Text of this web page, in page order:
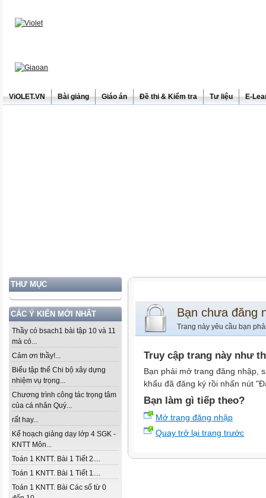
ViOLET.VN Bài giảng Giáo án Đề thi & Kiểm tra Tư liệu E-
THƯ MỤC
CÁC Ý KIẾN MỚI NHẤT
Thầy có bsach1 bài tập 10 và 11
mà có...
Cảm ơn thầy!...
Biểu tập thể Chi bộ xây dựng
nhiệm vụ trọng...
Chương trình công tác trọng tâm
của cá nhân Quý...
rất hay...
Kế hoạch giảng dạy lớp 4 SGK -
KNTT Môn...
Toán 1 KNTT. Bài 1 Tiết 2....
Toán 1 KNTT. Bài 1 Tiết 1....
Toán 1 KNTT. Bài Các số từ 0
Bạn chưa đăng
Trang này yêu cầu bạn
Truy cập trang này như
Bạn phải mở trang đăng nhập,
khẩu đã đăng ký rồi nhấn nút
Bạn làm gì tiếp theo?
Mở trang đăng nhập
Quay trở lại trang trước